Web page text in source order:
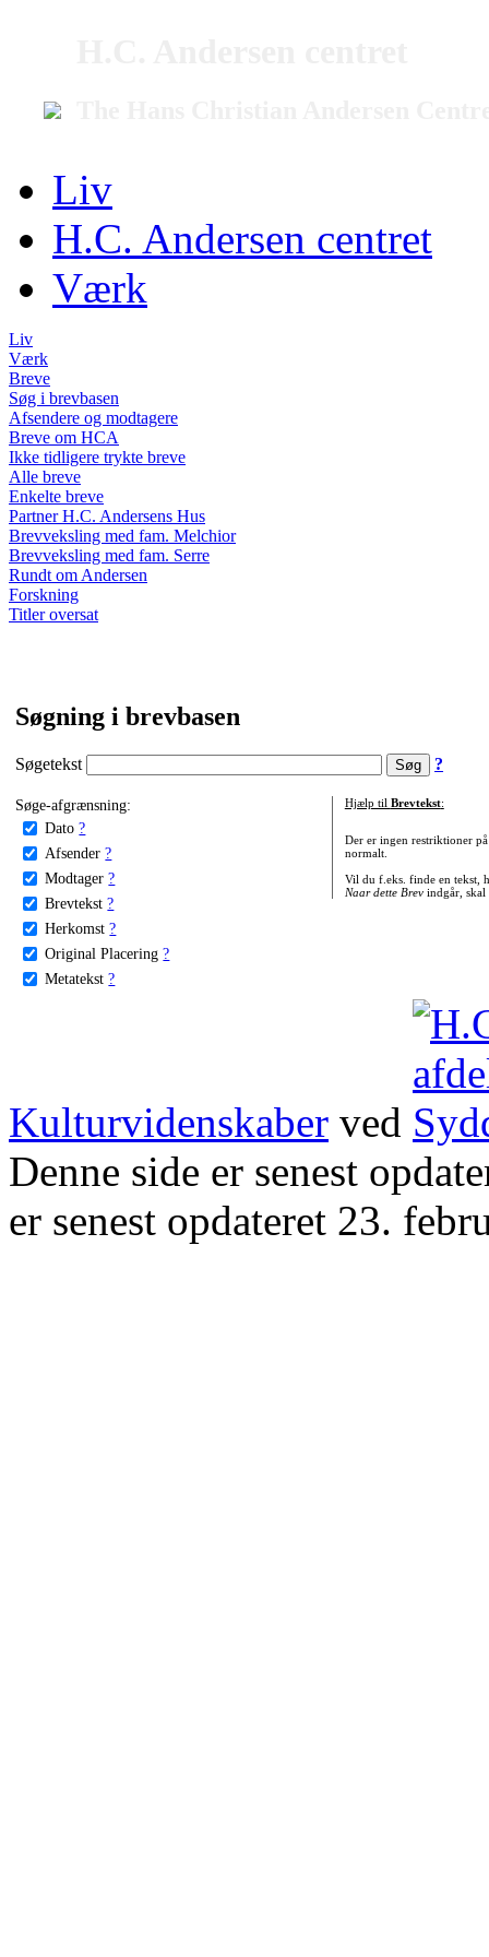
Liv
H.C. Andersen centret
Værk
Liv
Værk
Breve
Søg i brevbasen
Afsendere og modtagere
Breve om HCA
Ikke tidligere trykte breve
Alle breve
Enkelte breve
Partner H.C. Andersens Hus
Brevveksling med fam. Melchior
Brevveksling med fam. Serre
Rundt om Andersen
Forskning
Titler oversat
Søgning i brevbasen
Søgetekst ?
Søge-afgrænsning:
Dato ?
Afsender ?
Modtager ?
Brevtekst ?
Herkomst ?
Original Placering ?
Metatekst ?
Hjælp til Brevtekst:
Der er ingen restriktioner
normalt.
Vil du f.eks. finde en tekst,
Naar dette Brevindgår, skal
Kulturvidenskaber ved
Denne side er senest
er senest opdateret 23.